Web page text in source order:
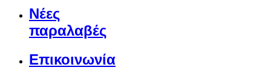
Νέες
παραλαβές
Επικοινωνία